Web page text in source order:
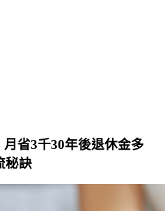
省3千30年後退休金多
秘訣